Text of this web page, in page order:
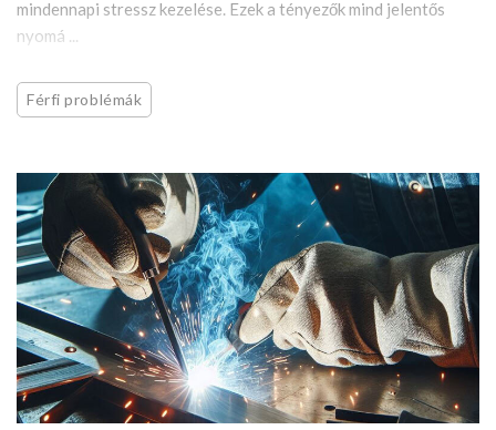
mindennapi stressz kezelése. Ezek a tényezők mind jelentős
nyomá ...
Férfi problémák